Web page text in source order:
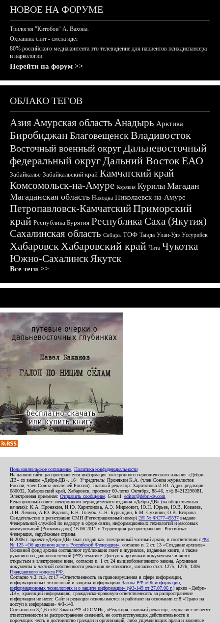
НОВОЕ НА ФОРУМЕ
Трилогия "Китобои" А. Вахова.
Охранник спит - смена идёт
80% российского медиаконтента это телевидение для пациентов психдиспансера
и наркологии.
Перейти на форум >>
ОБЛАКО ТЕГОВ
АзияАмурская область Анадырь Арктика
БиробиджанБлаговещенскВладивосток
Восточный военный округДальневосточный
федеральный округДальний ВостокЕАО
Забайкалье Забайкальский край Камчатский край
Комсомольск-на-Амуре Корякия Курилы Магадан
Магаданская область Находка Николаевск-на-Амуре
Петропавловск-КамчатскийПриморский
край Республика Бурятия Республика Саха (Якутия)
Сахалинская область Сибирь ТОФ Тында Улан-Удэ Уссурийск
ХабаровскХабаровский край Чита Чукотка
Южно-СахалинскЯкутск
Все теги >>
Пользовательское соглашение Политика конфиденциальности
На данном сайте распространяется информация электронного периодического издания «Дебри-
ДВ» со знаком «Дебри-ДВ». 16+ Учредитель: Пронякин К.А. (член Союза журналистов
России, член Союза писателей России). Главный редактор: Харитонова И.Ю. Адрес редакции:
680032, Хабаровский край, Хабаровск, проспект 60-летия Октября, 88-46, т./ф.84212296081.
Электронная приемная: Отправить сообщение . E-mail: editor@debri-dv.com
Редакционный совет электронного периодического издания «Дебри-ДВ» (на общественных
началах): К.А. Пронякин, И.Ю. Харитонова, А.Э. Мирмович, Ю.Н. Юрьев, Ю.В. Ковалев,
Л.Н. Левина, А.Ю. Жданов, Е.Н. Голубь, С.Н. Бурындин, Б.М. Сухинин, О.В. Егорова
Свидетельство о регистрации СМИ (Регистрационный номер) ЭЛ № ФС77-45537 выдано
Федеральной службой по надзору в сфере связи, информационных технологий и массовых
коммуникаций (Роскомнадзор) 16.06.2011 г. Территория распространения: Российская
Федерация, зарубежные страны.
В 2006 г. проект «Дебри-ДВ» был создан как электронный частный архив, в соответствии с ФЗ
№ 125 «Об архивном деле в Российской Федерации» , согласно п. 2 ст. 13 «Создание архивов».
Основной фонд архива составляют публикации газет и журналов, изданные книги, а также
рукописи по дальневосточной (РФ) тематике. Доступ к архивным документам является
открытым в электронном виде, согласно п. 1 ст. 24 вышеобозначенного закона. Архивные
документы к частной собственности редакции не относятся, согласно ст.ст. 1275, 1276, 1306
Гражданского кодекса РФ
Согласно ч.2. п.3. ст.17 «Ответственность за правонарушения в сфере информации,
информационных технологий и защиты информации» Закона РФ «Об информации,
информационных технологиях и о защите информации» (ФЗ-149 от 27.07.06 г.) архив «Дебри-
ДВ», хранящий информацию, гражданско-правовую ответственность за распространение
информации не несет. Сайт и редакция основываются и работают на основании ст.8 «Право на
доступ к информации» ФЗ-149.
Согласно пп.3,4,6 ст.57 Закона РФ «О СМИ», «Редакция, главный редактор, журналист не несут
ответственности за распространение сведений, не соответствующих действительности и
порочащих честь и достоинство граждан и организаций, либо ущемляющих права и законные